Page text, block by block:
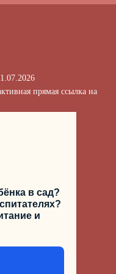
пунктов для
можно
с памятками по
отношений и
потребителей
.ru
прямая ссылка на
в сад?
и